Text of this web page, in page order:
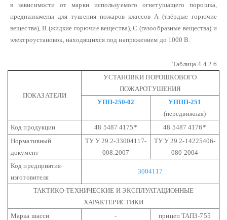
в зависимости от марки используемого огнетушащего порошка,
предназначены для тушения пожаров классов А (твёрдые горючие
вещества), В (жидкие горючие вещества), С (газообразные вещества) и
электроустановок, находящихся под напряжением до 1000 В.
Таблица 4.4.2.6
ПОКАЗАТЕЛИ
УСТАНОВКИ ПОРОШКОВОГО
ПОЖАРОТУШЕНИЯ
УПП-250-02
УППП-251
(передвижная)
Код продукции
48 5487 4175*
48 5487 4176*
Нормативный
документ
ТУ У 29.2-33004117-
008:2007
ТУ У 29.2-14225406-
080-2004
Код предприятия-
изготовителя
3004117
ТАКТИКО-ТЕХНИЧЕСКИЕ И ЭКСПЛУАТАЦИОННЫЕ
ХАРАКТЕРИСТИКИ
Марка шасси
-
прицеп ТАПЗ-755